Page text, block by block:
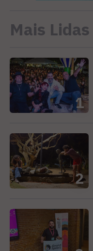
Mais Lidas
1
2